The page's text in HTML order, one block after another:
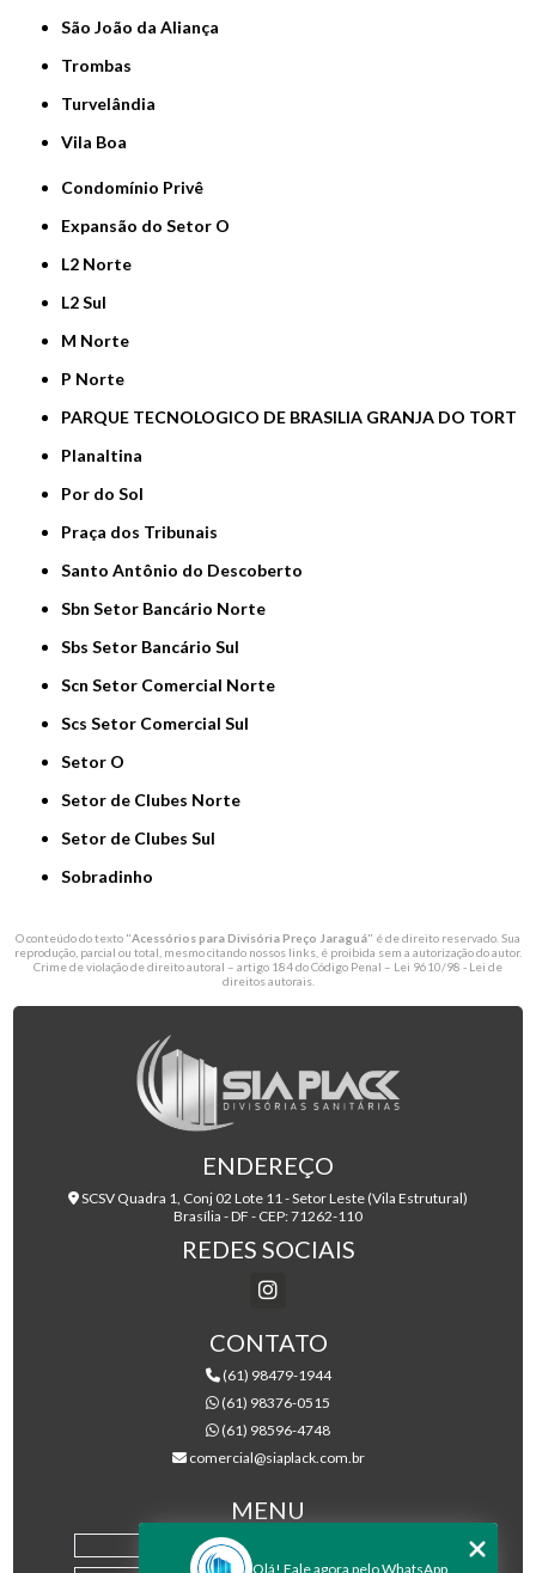
São João da Aliança
Trombas
Turvelândia
Vila Boa
Condomínio Privê
Expansão do Setor O
L2 Norte
L2 Sul
M Norte
P Norte
PARQUE TECNOLOGICO DE BRASILIA GRANJA DO TORT
Planaltina
Por do Sol
Praça dos Tribunais
Santo Antônio do Descoberto
Sbn Setor Bancário Norte
Sbs Setor Bancário Sul
Scn Setor Comercial Norte
Scs Setor Comercial Sul
Setor O
Setor de Clubes Norte
Setor de Clubes Sul
Sobradinho
O conteúdo do texto "Acessórios para Divisória Preço Jaraguá" é de direito reservado. Sua
reprodução, parcial ou total, mesmo citando nossos links, é proibida sem a autorização do autor.
Crime de violação de direito autoral – artigo 184 do Código Penal – Lei 9610/98 - Lei de
direitos autorais.
ENDEREÇO
SCSV Quadra 1, Conj 02 Lote 11 - Setor Leste (Vila Estrutural)
Brasília - DF - CEP: 71262-110
REDES SOCIAIS
CONTATO
(61) 98479-1944
(61) 98376-0515
(61) 98596-4748
comercial@siaplack.com.br
MENU
Olá! Fale agora pelo WhatsApp